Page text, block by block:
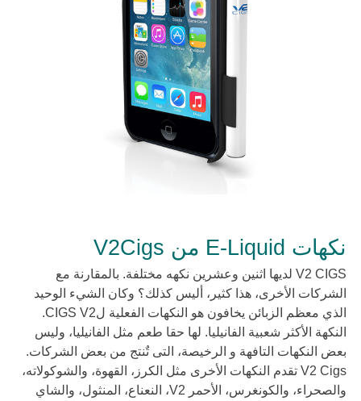
نكهات E-Liquid من V2Cigs
V2 CIGS لديها اثنين وعشرين نكهه مختلفة. بالمقارنة مع
الشركات الأخرى، هذا كثير، أليس كذلك؟ وكان الشيء الوحيد
الذي معظم الزبائن يخافون هو النكهات الفعلية لCIGS V2.
النكهة الأكثر شعبية الفانيليا. لها حقا طعم مثل الفانيليا، وليس
بعض النكهات التافهة و الرخيصة، التى تٌنتج من بعض الشركات.
V2 Cigs تقدم النكهات الأخرى مثل الكرز، القهوة، والشوكولاته،
والصحراء، والكونغرس، الأحمر V2، النعناع، المنثول، والشاي